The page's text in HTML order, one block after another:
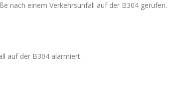
nach einem Verkehrsunfall auf der B304 gerufen.
auf der B304 alarmiert.